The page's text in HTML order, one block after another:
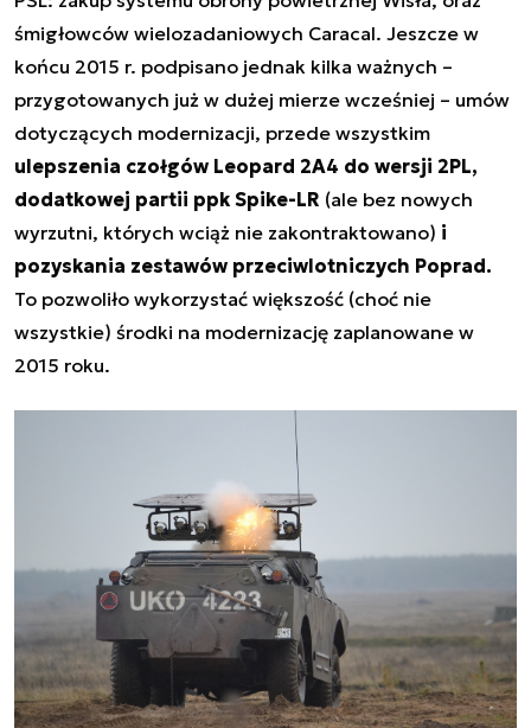
śmigłowców wielozadaniowych Caracal. Jeszcze w
końcu 2015 r. podpisano jednak kilka ważnych –
przygotowanych już w dużej mierze wcześniej – umów
dotyczących modernizacji, przede wszystkim
ulepszenia czołgów Leopard 2A4 do wersji 2PL,
dodatkowej partii ppk Spike-LR (ale bez nowych
wyrzutni, których wciąż nie zakontraktowano) i
pozyskania zestawów przeciwlotniczych Poprad.
To pozwoliło wykorzystać większość (choć nie
wszystkie) środki na modernizację zaplanowane w
2015 roku.